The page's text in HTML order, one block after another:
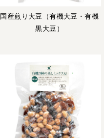
国産煎り大豆（有機大豆・有機
黒大豆）